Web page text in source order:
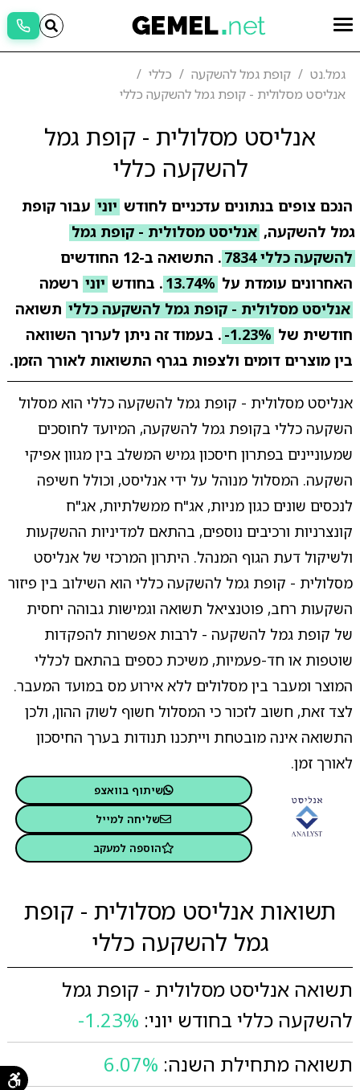
גמל.נט קופת גמל להשקעה
כללי
אנליסט מסלולית - קופת גמל להשקעה כללי
אנליסט מסלולית - קופת גמל
להשקעה כללי
הנכם צופים בנתונים עדכניים לחודש יוני עבור קופת
גמל להשקעה, אנליסט מסלולית - קופת גמל
להשקעה כללי 7834
. התשואה ב-12 החודשים
האחרונים עומדת על 13.74% . בחודש יוני רשמה
אנליסט מסלולית - קופת גמל להשקעה כללי תשואה
חודשית של -1.23% . בעמוד זה ניתן לערוך השוואה
בין מוצרים דומים ולצפות בגרף התשואות לאורך הזמן.
אנליסט מסלולית - קופת גמל להשקעה כללי הוא מסלול
השקעה כללי בקופת גמל להשקעה, המיועד לחוסכים
שמעוניינים בפתרון חיסכון גמיש המשלב בין מגוון אפיקי
השקעה. המסלול מנוהל על ידי אנליסט, וכולל חשיפה
לנכסים שונים כגון מניות, אג"ח ממשלתיות, אג"ח
קונצרניות ורכיבים נוספים, בהתאם למדיניות ההשקעות
ולשיקול דעת הגוף המנהל. היתרון המרכזי של אנליסט
מסלולית - קופת גמל להשקעה כללי הוא השילוב בין פיזור
השקעות רחב, פוטנציאל תשואה וגמישות גבוהה יחסית
של קופת גמל להשקעה - לרבות אפשרות להפקדות
שוטפות או חד-פעמיות, משיכת כספים בהתאם לכללי
המוצר ומעבר בין מסלולים ללא אירוע מס במועד המעבר.
לצד זאת, חשוב לזכור כי המסלול חשוף לשוק ההון, ולכן
התשואה אינה מובטחת וייתכנו תנודות בערך החיסכון
לאורך זמן.
שיתוף בוואצפ
שליחה למייל
הוספה למעקב
תשואות אנליסט מסלולית - קופת
גמל להשקעה כללי
תשואה אנליסט מסלולית - קופת גמל
להשקעה כללי בחודש יוני: -1.23%
תשואה מתחילת השנה: 6.07%